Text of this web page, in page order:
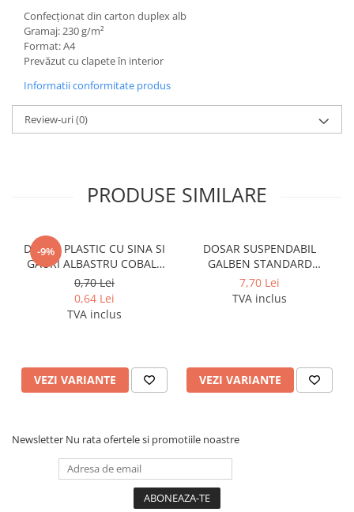
Foarfeci
Markere evidentiatoare text
Markere permanente
Markere speciale pentru desen
Pixuri si rezerve
Produse Craft
Carti de colorat si povestit
Coperti scolare
Diverse articole pentru scoala
Produse curatenie
Instrumente de scris
Cerneala si rezerva pentru stilou
Creioane
Creioane cerate
Confecționat din carton duplex alb
Gramaj: 230 g/m²
Format: A4
Prevăzut cu clapete în interior
Informatii conformitate produs
Review-uri(0)
PRODUSE SIMILARE
-9%
DOSAR PLASTIC CU SINA SI
GAURI ALBASTRU COBALT
NOKI
0,70 Lei
0,64 Lei
TVA inclus
VEZI VARIANTE
DOSAR SUSPENDABIL
GALBEN STANDARD
PENDAFLEX ESSELTE
7,70 Lei
TVA inclus
VEZI VARIANTE
Newsletter Nu rata ofertele si promotiile noastre